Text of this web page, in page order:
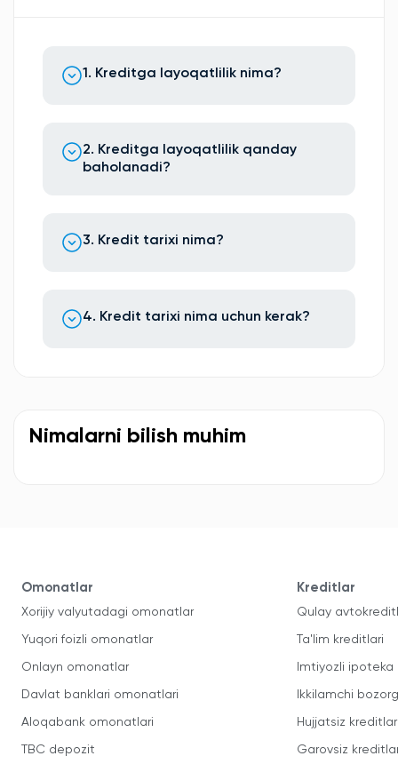
1. Kreditga layoqatlilik nima?
2. Kreditga layoqatlilik qanday
baholanadi?
3. Kredit tarixi nima?
4. Kredit tarixi nima uchun kerak?
Nimalarni bilish muhim
Omonatlar
Xorijiy valyutadagi omonatlar
Yuqori foizli omonatlar
Onlayn omonatlar
Davlat banklari omonatlari
Aloqabank omonatlari
TBC depozit
Kreditlar
Qulay
Ta'lim kreditlari
Imtiyozli ipoteka
Ikkilamchi
Hujjatsiz kreditlar
Garovsiz